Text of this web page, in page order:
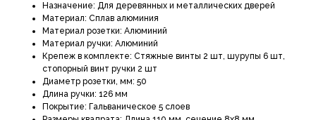
Назначение: Для деревянных и металлических дверей
Материал: Сплав алюминия
Материал розетки: Алюминий
Материал ручки: Алюминий
Крепеж в комплекте: Стяжные винты 2 шт, шурупы 6 шт,
стопорный винт ручки 2 шт
Диаметр розетки, мм: 50
Длина ручки: 126 мм
Покрытие: Гальваническое 5 слоев